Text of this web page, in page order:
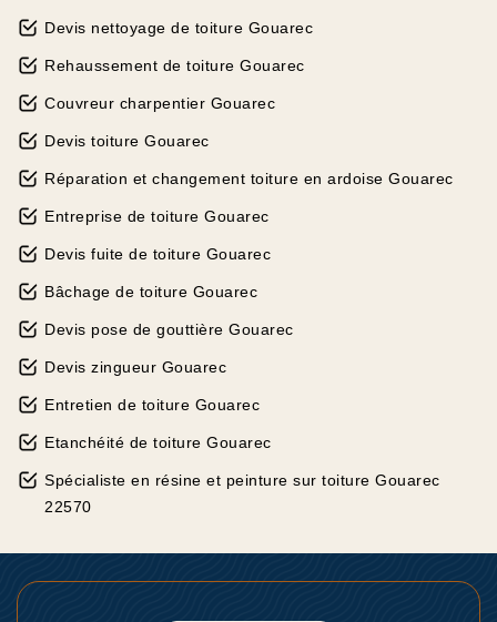
Devis nettoyage de toiture Gouarec
Rehaussement de toiture Gouarec
Couvreur charpentier Gouarec
Devis toiture Gouarec
Réparation et changement toiture en ardoise Gouarec
Entreprise de toiture Gouarec
Devis fuite de toiture Gouarec
Bâchage de toiture Gouarec
Devis pose de gouttière Gouarec
Devis zingueur Gouarec
Entretien de toiture Gouarec
Etanchéité de toiture Gouarec
Spécialiste en résine et peinture sur toiture Gouarec
22570